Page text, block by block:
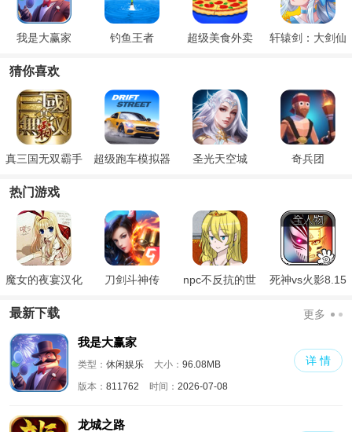
我是大赢家 钓鱼王者 超级美食外卖 轩辕剑：大剑仙
猜你喜欢
真三国无双霸手
超级跑车模拟器 圣光天空城 奇兵团
热门游戏
魔女的夜宴汉化
刀剑斗神传
npc不反抗的世
死神vs火影8.15
最新下载 更多
我是大赢家
类型： 休闲娱乐 大小： 96.08MB
版本： 811762 时间： 2026-07-08
详 情
龙城之路